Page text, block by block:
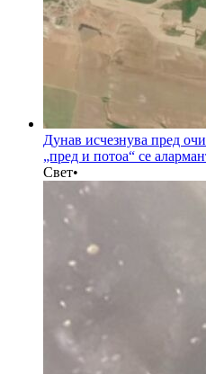
Дунав исчезнува пред
„пред и потоа“ се
Свет•